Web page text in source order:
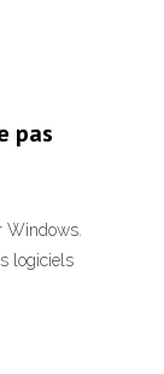
pas
Windows.
logiciels